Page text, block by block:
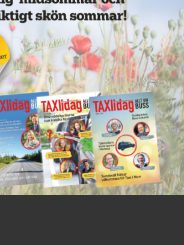
Taxibommar fick inte avsedd
effekt vid Lund C
NYHETER 10 juni 2026
Mexikansk elbil för 80 000
kronor ny på marknaden
NYHETER 10 juni 2026
Har du Sveriges snyggaste
taxibil?
NYHETER 09 juni 2026